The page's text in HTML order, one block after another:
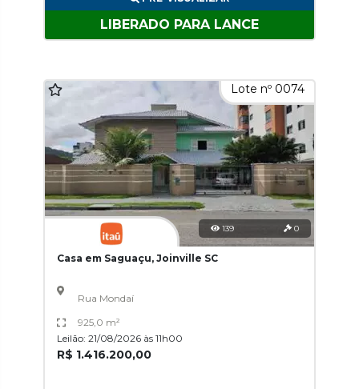
LIBERADO PARA LANCE
Lote nº 0074
139 0
Casa em Saguaçu, Joinville SC
Rua Mondaí
925,0 m²
Leilão: 21/08/2026 às 11h00
R$ 1.416.200,00